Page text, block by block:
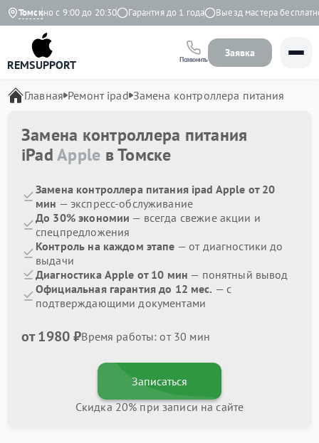
Томскс 9:00 до 20:30 Гарантия до 1 года Выезд мастера бесплатно
REMSUPPORT Позвонить
Заявка
Главная Ремонт ipad Замена контроллера питания
Замена контроллера питания
iPadApple в Томске
Замена контроллера питания ipad Apple от 20
мин — экспресс-обслуживание
До 30% экономии — всегда свежие акции и
спецпредложения
Контроль на каждом этапе — от диагностики до
выдачи
Диагностика Apple от 10 мин — понятный вывод
Официальная гарантия до 12 мес. — с
подтверждающими документами
от 1980 ₽Время работы: от 30 мин
Записаться
Скидка 20% при записи на сайте